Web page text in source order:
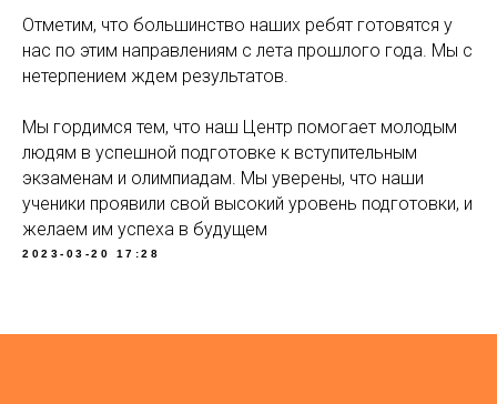
Отметим, что большинство наших ребят готовятся у
нас по этим направлениям с лета прошлого года. Мы с
нетерпением ждем результатов.
Мы гордимся тем, что наш Центр помогает молодым
людям в успешной подготовке к вступительным
экзаменам и олимпиадам. Мы уверены, что наши
ученики проявили свой высокий уровень подготовки, и
желаем им успеха в будущем
2023-03-20 17:28